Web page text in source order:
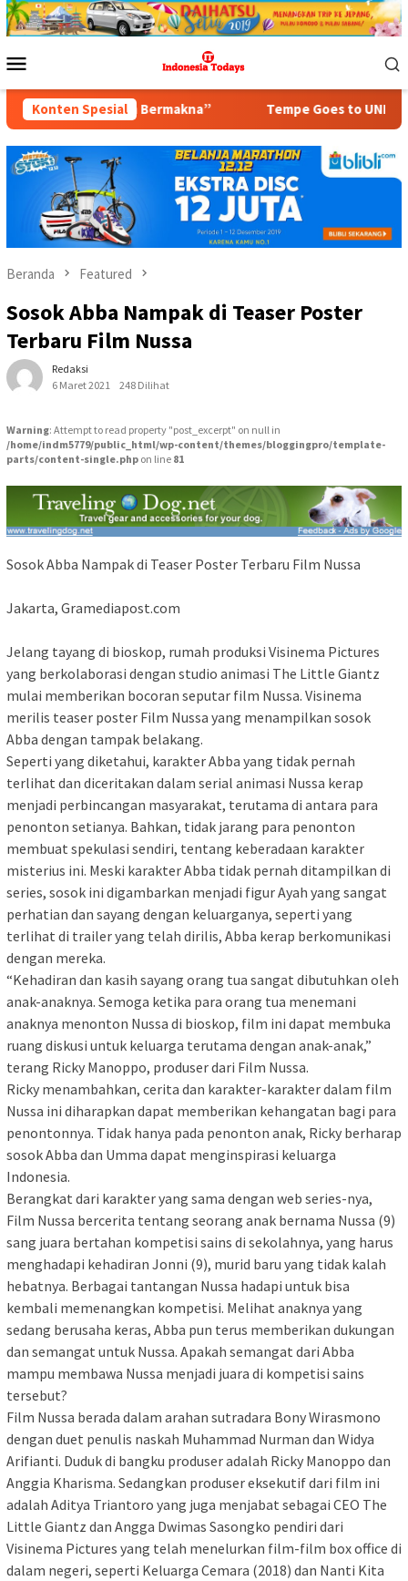
Loncat
ke
Mobile
Konten SpesialTempe Goes to UNESCO, KOWANI Satukan
Beranda Featured
Sosok Abba Nampak di Teaser Poster
Terbaru Film Nussa
Redaksi
6 Maret 2021
248 Dilihat
Warning: Attempt to read property "post_excerpt" on null in
/home/indm5779/public_html/wp-content/themes/bloggingpro/template-
parts/content-single.php on line 81
Sosok Abba Nampak di Teaser Poster Terbaru Film Nussa
Jakarta, Gramediapost.com
Jelang tayang di bioskop, rumah produksi Visinema Pictures
yang berkolaborasi dengan studio animasi The Little Giantz
mulai memberikan bocoran seputar film Nussa. Visinema
merilis teaser poster Film Nussa yang menampilkan sosok
Abba dengan tampak belakang.
Seperti yang diketahui, karakter Abba yang tidak pernah
terlihat dan diceritakan dalam serial animasi Nussa kerap
menjadi perbincangan masyarakat, terutama di antara para
penonton setianya. Bahkan, tidak jarang para penonton
membuat spekulasi sendiri, tentang keberadaan karakter
misterius ini. Meski karakter Abba tidak pernah ditampilkan di
series, sosok ini digambarkan menjadi figur Ayah yang sangat
perhatian dan sayang dengan keluarganya, seperti yang
terlihat di trailer yang telah dirilis, Abba kerap berkomunikasi
dengan mereka.
“Kehadiran dan kasih sayang orang tua sangat dibutuhkan oleh
anak-anaknya. Semoga ketika para orang tua menemani
anaknya menonton Nussa di bioskop, film ini dapat membuka
ruang diskusi untuk keluarga terutama dengan anak-anak,”
terang Ricky Manoppo, produser dari Film Nussa.
Ricky menambahkan, cerita dan karakter-karakter dalam film
Nussa ini diharapkan dapat memberikan kehangatan bagi para
penontonnya. Tidak hanya pada penonton anak, Ricky berharap
sosok Abba dan Umma dapat menginspirasi keluarga
Indonesia.
Berangkat dari karakter yang sama dengan web series-nya,
Film Nussa bercerita tentang seorang anak bernama Nussa (9)
sang juara bertahan kompetisi sains di sekolahnya, yang harus
menghadapi kehadiran Jonni (9), murid baru yang tidak kalah
hebatnya. Berbagai tantangan Nussa hadapi untuk bisa
kembali memenangkan kompetisi. Melihat anaknya yang
sedang berusaha keras, Abba pun terus memberikan dukungan
dan semangat untuk Nussa. Apakah semangat dari Abba
mampu membawa Nussa menjadi juara di kompetisi sains
tersebut?
Film Nussa berada dalam arahan sutradara Bony Wirasmono
dengan duet penulis naskah Muhammad Nurman dan Widya
Arifianti. Duduk di bangku produser adalah Ricky Manoppo dan
Anggia Kharisma. Sedangkan produser eksekutif dari film ini
adalah Aditya Triantoro yang juga menjabat sebagai CEO The
Little Giantz dan Angga Dwimas Sasongko pendiri dari
Visinema Pictures yang telah menelurkan film-film box office di
dalam negeri, seperti Keluarga Cemara (2018) dan Nanti Kita